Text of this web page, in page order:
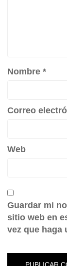
Nombre *
Correo
Web
Guardar mi
sitio web en
vez que haga